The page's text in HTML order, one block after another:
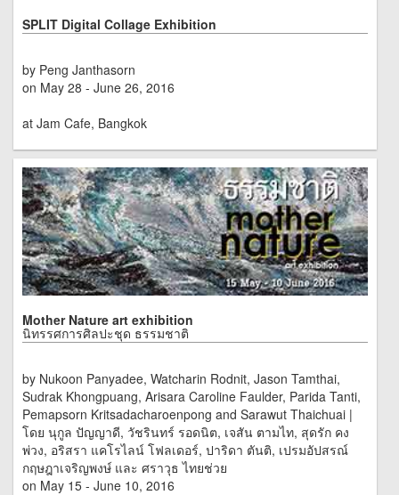
SPLIT Digital Collage Exhibition
by Peng Janthasorn
on May 28 - June 26, 2016
at Jam Cafe, Bangkok
Mother Nature art exhibition
นิทรรศการศิลปะชุด ธรรมชาติ
by Nukoon Panyadee, Watcharin Rodnit, Jason Tamthai,
Sudrak Khongpuang, Arisara Caroline Faulder, Parida Tanti,
Pemapsorn Kritsadacharoenpong and Sarawut Thaichuai |
โดย นุกูล ปัญญาดี, วัชรินทร์ รอดนิต, เจสัน ตามไท, สุดรัก คง
พ่วง, อริสรา แคโรไลน์ โฟลเดอร์, ปาริดา ตันติ, เปรมอัปสรณ์
กฤษฎาเจริญพงษ์ และ ศราวุธ ไทยช่วย
on May 15 - June 10, 2016